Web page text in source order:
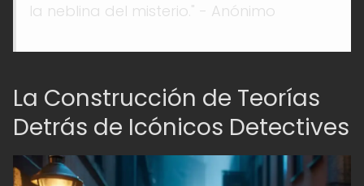
la neblina del misterio." - Anónimo
La Construcción de Teorías
Detrás de Icónicos Detectives